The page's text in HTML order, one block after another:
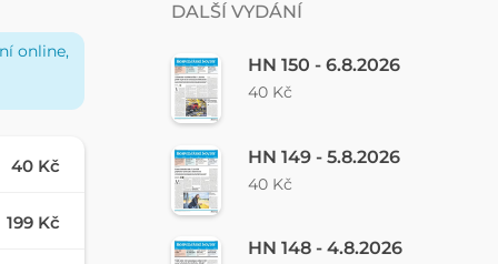
online,
40 Kč
199 Kč
DALŠÍ VYDÁNÍ
HN 150 - 6.8.2026
40 Kč
HN 149 - 5.8.2026
40 Kč
HN 148 - 4.8.2026